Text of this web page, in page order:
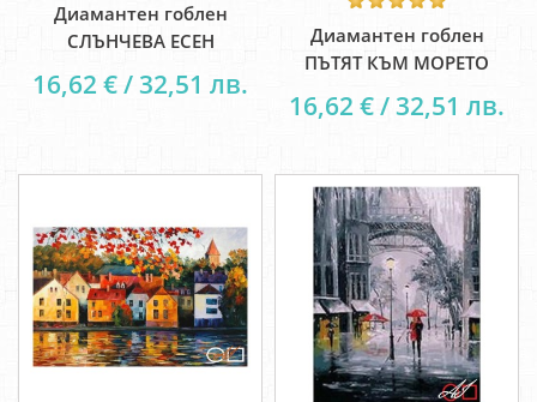
Диамантен гоблен
СЛЪНЧЕВА ЕСЕН
16,62 € / 32,51 лв.
Диамантен гоблен
ПЪТЯТ КЪМ МОРЕТО
16,62 € / 32,51 лв.